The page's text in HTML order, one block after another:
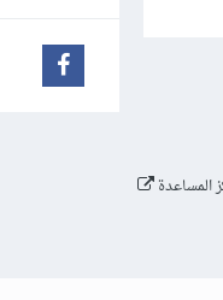
المساعدة